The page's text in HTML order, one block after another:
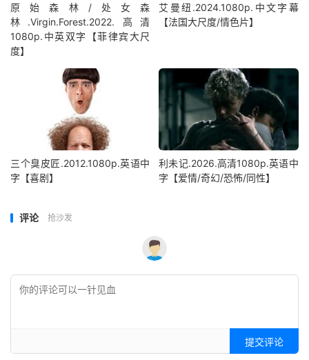
原始森林/处女森
林.Virgin.Forest.2022.高清
1080p.中英双字【菲律宾大尺
度】
艾曼纽.2024.1080p.中文字幕
【法国大尺度/情色片】
三个臭皮匠.2012.1080p.英语中
字【喜剧】
利未记.2026.高清1080p.英语中
字【爱情/奇幻/恐怖/同性】
评论 抢沙发
提交评论